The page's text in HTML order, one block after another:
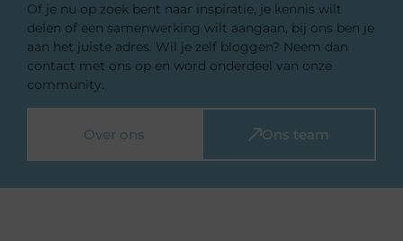
Of je nu op zoek bent naar inspiratie, je kennis wilt
delen of een samenwerking wilt aangaan, bij ons ben je
aan het juiste adres. Wil je zelf bloggen? Neem dan
contact met ons op en word onderdeel van onze
community.
Over ons Ons team